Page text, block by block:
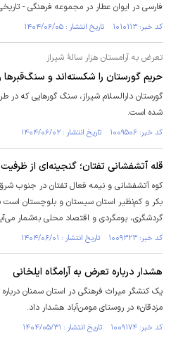
فارسی در ایوان عطار در مجموعه فرهنگی -
کد خبر: ۱۰۱۰۱۱۳ تاریخ انتشار : ۱۴۰۴/۰۶/۰۵
تعرض به آرامستان هزار سالۀ شیراز
حریم گورستان را شکسته‌اند و سنگ‌قبرها
گورستان دارالسلام شیراز، سنگ گورهایی که
شده است.
کد خبر: ۱۰۰۹۵۰۶ تاریخ انتشار : ۱۴۰۴/۰۶/۰۲
قله آتشفشانی تفتان؛ گنجینه‌ای از
کوه آتشفشانی و نیمه فعال تفتان در جنوب
بکر و کم‌نظیر استان سیستان و بلوچستان است
گردشگری، بومگردی و اقتصاد محلی به‌شمار
کد خبر: ۱۰۰۹۳۲۳ تاریخ انتشار : ۱۴۰۴/۰۶/۰۱
هشدار درباره تعرض به آرامگاه ایلخانی
یک کنشگر میراث فرهنگی در استان سمنان
مزدقان» در روستای مومن‌آباد هشدار داد.
کد خبر: ۱۰۰۹۱۷۴ تاریخ انتشار : ۱۴۰۴/۰۵/۳۱